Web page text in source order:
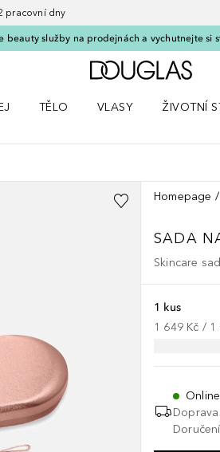
pracovní dny
beauty služby na prodejnách a vychutnejte si
Domů
TĚLO
VLASY
ŽIVOTNÍ
Homepage
SADA
Skincare
1 kus
1 649 Kč / 1
Online